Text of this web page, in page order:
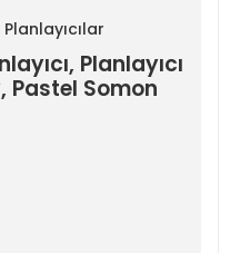
Planlayıcı
Pastel Somon